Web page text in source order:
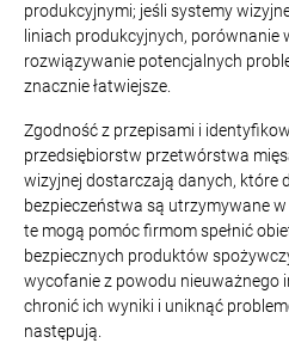
produkcyjnymi; jeśli systemy
liniach produkcyjnych, porównanie
rozwiązywanie potencjalnych
znacznie łatwiejsze.
Zgodność z przepisami i
przedsiębiorstw przetwórstwa
wizyjnej dostarczają danych, które
bezpieczeństwa są utrzymywane w
te mogą pomóc firmom spełnić
bezpiecznych produktów
wycofanie z powodu nieuważnego
chronić ich wyniki i uniknąć
następują.